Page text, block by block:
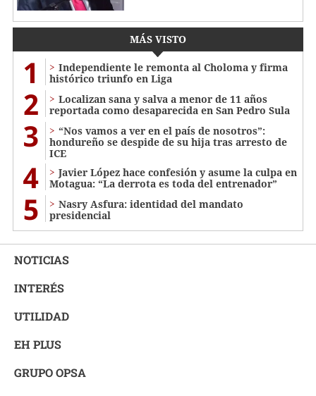
MÁS VISTO
1
Independiente le remonta al Choloma y firma
histórico triunfo en Liga
2
Localizan sana y salva a menor de 11 años
reportada como desaparecida en San Pedro Sula
3
“Nos vamos a ver en el país de nosotros”:
hondureño se despide de su hija tras arresto de
ICE
4
Javier López hace confesión y asume la culpa en
Motagua: “La derrota es toda del entrenador”
5
Nasry Asfura: identidad del mandato
presidencial
NOTICIAS
INTERÉS
UTILIDAD
EH PLUS
GRUPO OPSA